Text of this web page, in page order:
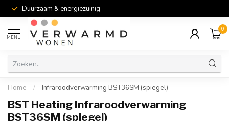
Duurzaam & energiezuinig
MENU
0
Home / Infraroodverwarming BST36SM (spiegel)
BST Heating Infraroodverwarming
BST36SM (spiegel)